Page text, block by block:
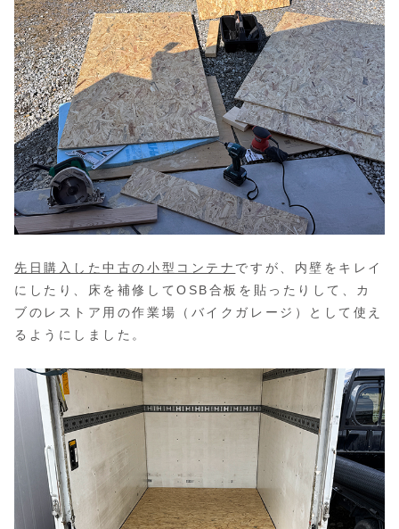
先日購入した中古の小型コンテナ ですが、内壁をキレイ
にしたり、床を補修してOSB合板を貼ったりして、カ
ブのレストア用の作業場（バイクガレージ）として使え
るようにしました。